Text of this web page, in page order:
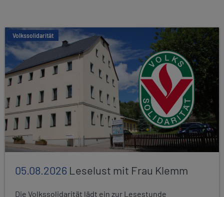
Volkssolidarität
05.08.2026 Leselust mit Frau Klemm
Die Volkssolidarität lädt ein zur Lesestunde